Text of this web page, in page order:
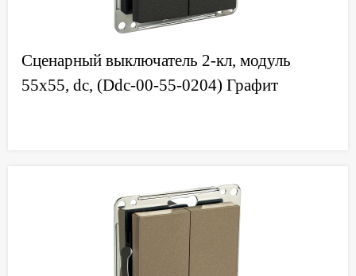
Сценарный выключатель 2-кл, модуль
55х55, dc, (Ddc-00-55-0204) Графит